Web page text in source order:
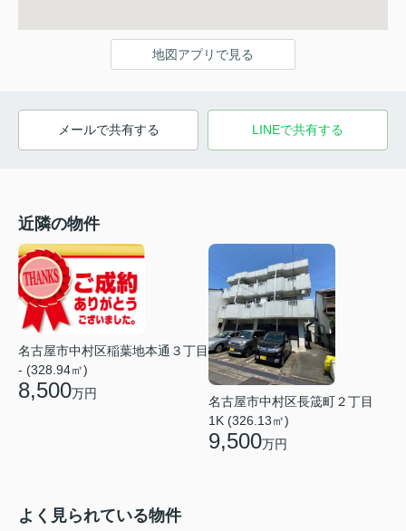
地図アプリで見る
メールで共有する LINEで共有する
近隣の物件
名古屋市中村区稲葉地本通３丁目
- (328.94㎡)
8,500万円
名古屋市中村区長筬町２丁目
1K (326.13㎡)
9,500万円
よく見られている物件